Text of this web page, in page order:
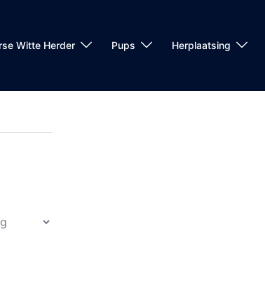
Witte Herder Pups Herplaatsing